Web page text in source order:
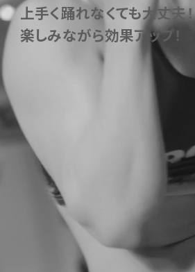
上手く踊れなくても大丈夫！
楽しみながら効果アップ！